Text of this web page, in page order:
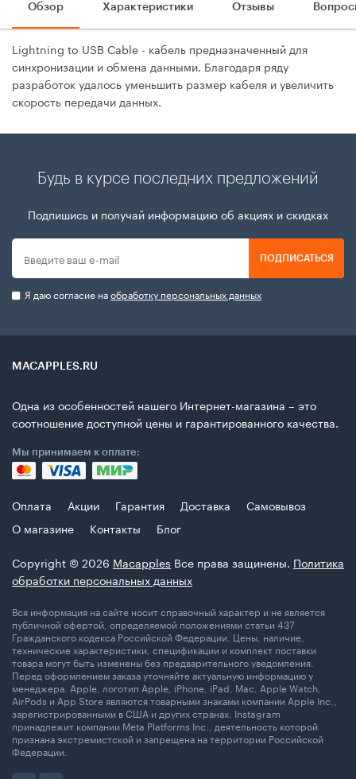
Обзор Характеристики Отзывы
Lightning to USB Cable - кабель предназначенный для
синхронизации и обмена данными. Благодаря ряду
разработок удалось уменьшить размер кабеля и увеличить
скорость передачи данных.
Будь в курсе последних предложений
Подпишись и получай информацию об акциях и скидках
ПОДПИСАТЬСЯ
Я даю согласие наобработку персональных данных
MACAPPLES.RU
Одна из особенностей нашего Интернет-магазина – это
соотношение доступной цены и гарантированного качества.
Мы принимаем к оплате:
Оплата Акции Гарантия Доставка
Самовывоз
О магазине
Контакты
Блог
Copyright © 2026 Macapples Все права защинены. Политика
обработки персональных данных
Вся информация на сайте носит справочный характер и не является
публичной офертой, определяемой положениями статьи 437
Гражданского кодекса Российской Федерации. Цены, наличие,
технические характеристики, спецификации и комплект поставки
товара могут быть изменены без предварительного уведомления.
Перед оформлением заказа уточняйте актуальную информацию у
менеджера. Apple, логотип Apple, iPhone, iPad, Mac, Apple Watch,
AirPods и App Store являются товарными знаками компании Apple Inc.,
зарегистрированными в США и других странах. Instagram
принадлежит компании Meta Platforms Inc., деятельность которой
признана экстремистской и запрещена на территории Российской
Федерации.